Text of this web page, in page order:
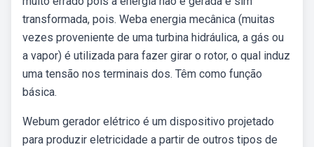
transformada, pois. Weba energia mecânica (muitas
vezes proveniente de uma turbina hidráulica, a gás ou
a vapor) é utilizada para fazer girar o rotor, o qual induz
uma tensão nos terminais dos. Têm como função
básica.
Webum gerador elétrico é um dispositivo projetado
para produzir eletricidade a partir de outros tipos de